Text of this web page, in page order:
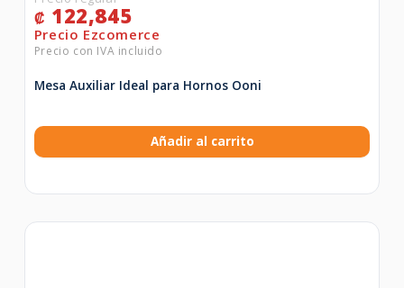
₡ 122,845
Mesa Auxiliar Ideal para Hornos Ooni
Añadir al carrito